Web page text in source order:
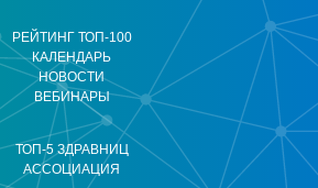
РЕЙТИНГ ТОП-100
КАЛЕНДАРЬ
НОВОСТИ
ВЕБИНАРЫ
ТОП-5 ЗДРАВНИЦ
АССОЦИАЦИЯ